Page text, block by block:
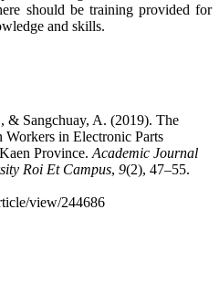
should be training provided for
and skills.
& Sangchuay, A. (2019). The
in Electronic Parts
Province. Academic Journal
Roi Et Campus, 9(2), 47–55.
view/244686